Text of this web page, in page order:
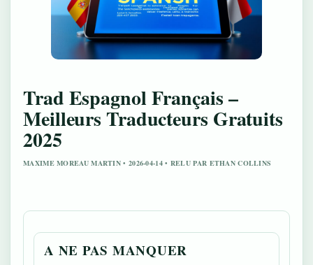
Trad Espagnol Français –
Meilleurs Traducteurs Gratuits
2025
MAXIME MOREAU MARTIN • 2026-04-14 • RELU PAR ETHAN COLLINS
A NE PAS MANQUER